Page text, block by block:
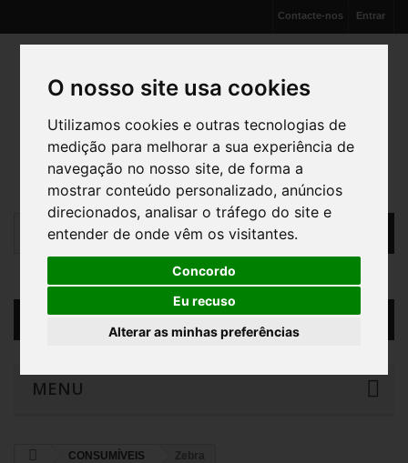
O nosso site usa cookies
Utilizamos cookies e outras tecnologias de
medição para melhorar a sua experiência de
navegação no nosso site, de forma a
mostrar conteúdo personalizado, anúncios
direcionados, analisar o tráfego do site e
entender de onde vêm os visitantes.
Concordo
Eu recuso
Alterar as minhas preferências
Entrar
Contacte-nos
Carrinho (vazio)
MENU
CONSUMÍVEIS Zebra